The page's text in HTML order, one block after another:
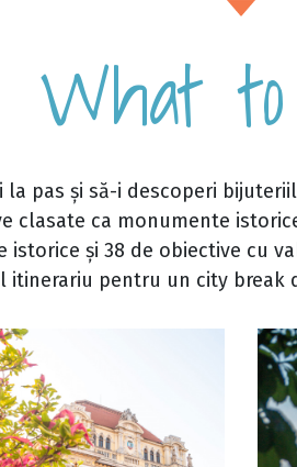
What
la pas și să-i descoperi
clasate ca monumente
istorice și 38 de obiective cu
itinerariu pentru un city break